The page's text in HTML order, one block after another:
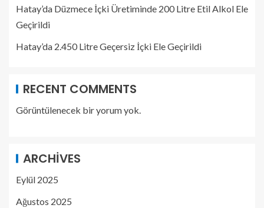
Hatay’da Düzmece İçki Üretiminde 200 Litre Etil Alkol Ele
Geçirildi
Hatay’da 2.450 Litre Geçersiz İçki Ele Geçirildi
RECENT COMMENTS
Görüntülenecek bir yorum yok.
ARCHIVES
Eylül 2025
Ağustos 2025